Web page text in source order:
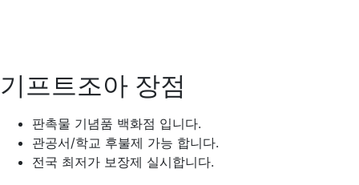
기프트조아 장점
판촉물 기념품 백화점 입니다.
관공서/학교 후불제 가능 합니다.
전국 최저가 보장제 실시합니다.